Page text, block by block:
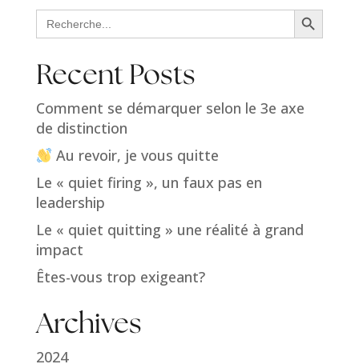
Search
for:
Search Button
Recent Posts
Comment se démarquer selon le 3e axe
de distinction
Au revoir, je vous quitte
Le « quiet firing », un faux pas en
leadership
Le « quiet quitting » une réalité à grand
impact
Êtes-vous trop exigeant?
Archives
2024